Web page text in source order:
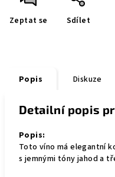
Zeptat se Sdílet
Popis Diskuze
Detailní popis
Popis:
Toto víno má elegantní
s jemnými tóny jahod a